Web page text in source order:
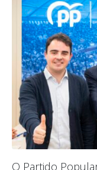
O Partido